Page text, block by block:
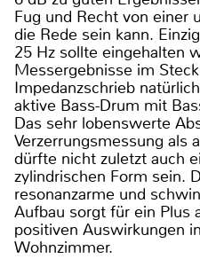
Fug und Recht von einer
die Rede sein kann.
25 Hz sollte eingehalten
Messergebnisse im
Impedanzschrieb
aktive Bass-Drum mit
Das sehr lobenswerte
Verzerrungsmessung als
dürfte nicht zuletzt auch
zylindrischen Form sein.
resonanzarme und
Aufbau sorgt für ein Plus
positiven Auswirkungen
Wohnzimmer.